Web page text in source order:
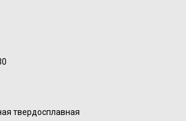
твердосплавная